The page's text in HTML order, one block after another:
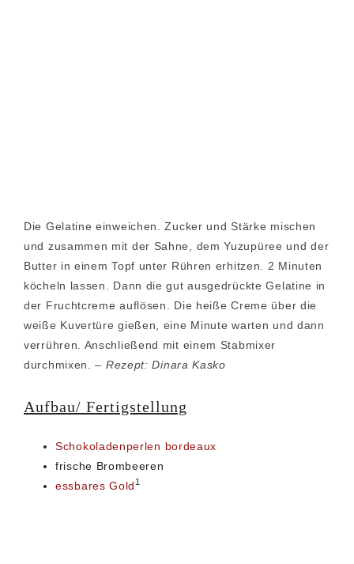
Die Gelatine einweichen. Zucker und Stärke mischen
und zusammen mit der Sahne, dem Yuzupüree und der
Butter in einem Topf unter Rühren erhitzen. 2 Minuten
köcheln lassen. Dann die gut ausgedrückte Gelatine in
der Fruchtcreme auflösen. Die heiße Creme über die
weiße Kuvertüre gießen, eine Minute warten und dann
verrühren. Anschließend mit einem Stabmixer
durchmixen. – Rezept: Dinara Kasko
Aufbau/ Fertigstellung
Schokoladenperlen bordeaux
frische Brombeeren
essbares Gold1